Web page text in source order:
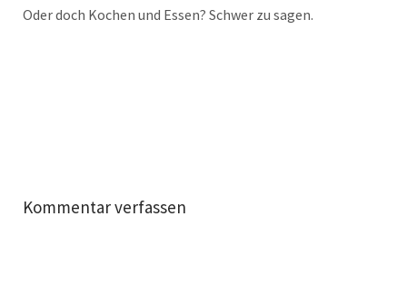
Oder doch Kochen und Essen? Schwer zu sagen.
Kommentar verfassen